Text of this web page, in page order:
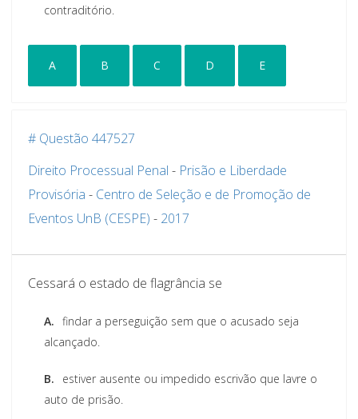
contraditório.
A B C D E
# Questão 447527
Direito Processual Penal - Prisão e Liberdade
Provisória - Centro de Seleção e de Promoção de
Eventos UnB (CESPE) - 2017
Cessará o estado de flagrância se
A. findar a perseguição sem que o acusado seja
alcançado.
B.
estiver ausente ou impedido escrivão que lavre o
auto de prisão.